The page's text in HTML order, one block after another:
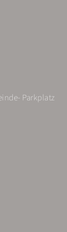
Parkplatz